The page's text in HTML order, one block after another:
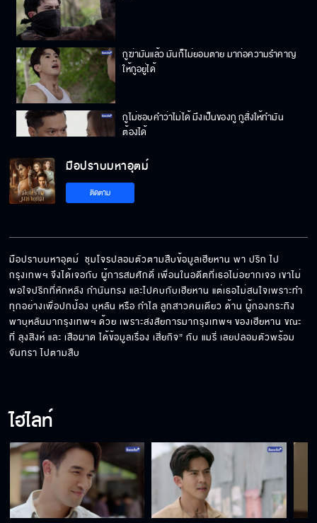
กูฆ่ามันแล้ว มันก็ไม่ยอมตาย มาก่อความรำคาญ
ให้กูอยู่ได้
กูไม่ชอบคำว่าไม่ได้ มึงเป็นของกู กูสั่งให้ทำมัน
ต้องได้
ถ้าอยากตามพี่มา ก็ต้องทนหน่อยนะน้อง
ฉันไม่เคยคิดแย่งผัวคุณ ใครจะอยากได้ผัวเลว ๆ
แบ่งเบาความเหงาไง
ไม่มีมารยาท
มือปราบมหาอุตม์
ติดตาม
มือปราบมหาอุตม์  ชุมโจรปลอมตัวตามสืบข้อมูลเฮียหาน พา ปริก ไป
กรุงเทพฯ จึงได้เจอกับ ผู้การสมศักดิ์ เพื่อนในอดีตที่เธอไม่อยากเจอ เขาไม่
พอใจปริกที่หักหลัง กำนันทรง และไปคบกับเฮียหาน แต่เธอไม่สนใจเพราะทำ
ทุกอย่างเพื่อปกป้อง บุหลัน หรือ กำไล ลูกสาวคนเดียว ด้าน ผู้กองกระทิง
พาบุหลันมากรุงเทพฯ ด้วย เพราะสงสัยการมากรุงเทพฯ ของเฮียหาน ขณะ
ที่ ลุงสิงห์ และ เสือผาด ได้ข้อมูลเรื่อง เสี่ยกิจ” กับ แมรี่ เลยปลอมตัวพร้อม
จันทรา ไปตามสืบ
ไฮไลท์